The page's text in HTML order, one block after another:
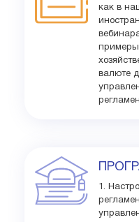
как в
валюте
1.